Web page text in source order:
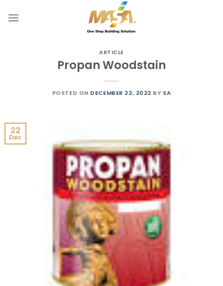
ARTICLE
Propan Woodstain
POSTED ON DECEMBER 22, 2022 BY SA
22
Dec